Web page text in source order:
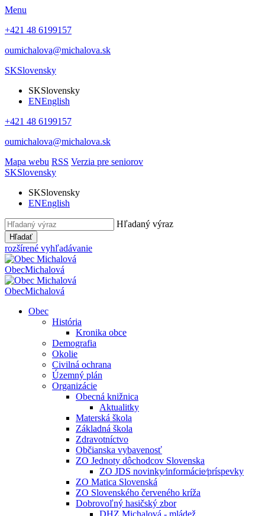
Menu
+421 48 6199157
oumichalova@michalova.sk
SKSlovensky
SKSlovensky
ENEnglish
+421 48 6199157
oumichalova@michalova.sk
Mapa webu RSS Verzia pre seniorov
SKSlovensky
SKSlovensky
ENEnglish
Hľadaný výraz
Hľadať
rozšírené vyhľadávanie
ObecMichalová
ObecMichalová
Obec
História
Kronika obce
Demografia
Okolie
Civilná ochrana
Územný plán
Organizácie
Obecná knižnica
Aktualitky
Materská škola
Základná škola
Zdravotníctvo
Občianska vybavenosť
ZO Jednoty dôchodcov Slovenska
ZO JDS novinky⁄informácie⁄príspevky
ZO Matica Slovenská
ZO Slovenského červeného kríža
Dobrovoľný hasičský zbor
DHZ Michalová - mládež